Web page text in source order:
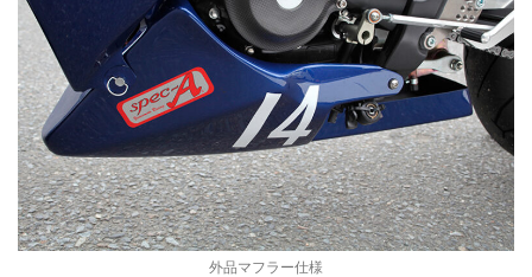
外品マフラー仕様